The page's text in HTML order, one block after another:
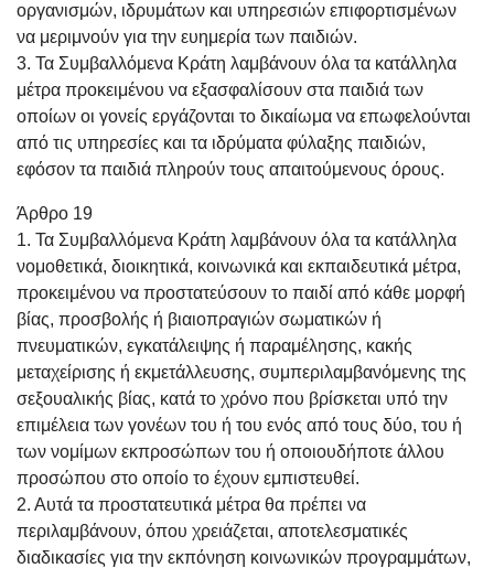
οργανισμών, ιδρυμάτων και υπηρεσιών επιφορτισμένων
να μεριμνούν για την ευημερία των παιδιών.
3. Τα Συμβαλλόμενα Κράτη λαμβάνουν όλα τα κατάλληλα
μέτρα προκειμένου να εξασφαλίσουν στα παιδιά των
οποίων οι γονείς εργάζονται το δικαίωμα να επωφελούνται
από τις υπηρεσίες και τα ιδρύματα φύλαξης παιδιών,
εφόσον τα παιδιά πληρούν τους απαιτούμενους όρους.
Άρθρο 19
1. Τα Συμβαλλόμενα Κράτη λαμβάνουν όλα τα κατάλληλα
νομοθετικά, διοικητικά, κοινωνικά και εκπαιδευτικά μέτρα,
προκειμένου να προστατεύσουν το παιδί από κάθε μορφή
βίας, προσβολής ή βιαιοπραγιών σωματικών ή
πνευματικών, εγκατάλειψης ή παραμέλησης, κακής
μεταχείρισης ή εκμετάλλευσης, συμπεριλαμβανόμενης της
σεξουαλικής βίας, κατά το χρόνο που βρίσκεται υπό την
επιμέλεια των γονέων του ή του ενός από τους δύο, του ή
των νομίμων εκπροσώπων του ή οποιουδήποτε άλλου
προσώπου στο οποίο το έχουν εμπιστευθεί.
2. Αυτά τα προστατευτικά μέτρα θα πρέπει να
περιλαμβάνουν, όπου χρειάζεται, αποτελεσματικές
διαδικασίες για την εκπόνηση κοινωνικών προγραμμάτων,